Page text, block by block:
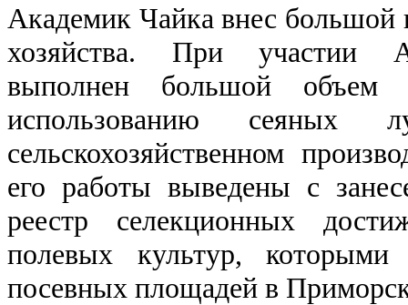
Академик Чайка внес большой
хозяйства. При участии
выполнен большой
использованию
сельскохозяйственном
его работы выведены с
реестр селекционных
полевых культур,
посевных площадей в